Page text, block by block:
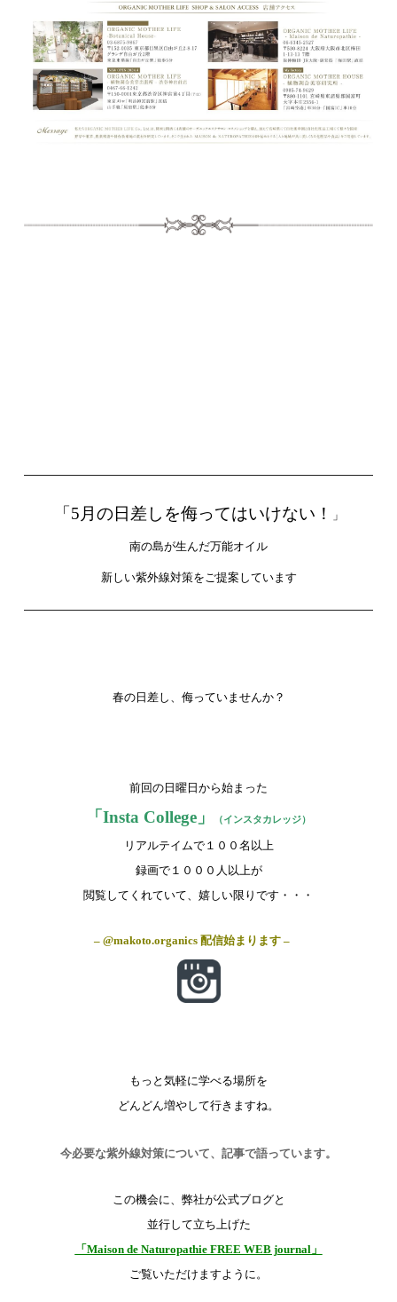
「5月の日差しを侮ってはいけない！ 」
南の島が生んだ万能オイル
新しい紫外線対策をご提案しています
春の日差し、侮っていませんか？
前回の日曜日から始まった
「Insta College」 （インスタカレッジ）
リアルテイムで１００名以上
録画で１０００人以上が
閲覧してくれていて、嬉しい限りです・・・
– @makoto.organics 配信始まります –
もっと気軽に学べる場所を
どんどん増やして行きますね。
今必要な紫外線対策について、記事で語っています。
この機会に、弊社が公式ブログと
並行して立ち上げた
「Maison de Naturopathie FREE WEB journal」
ご覧いただけますように。